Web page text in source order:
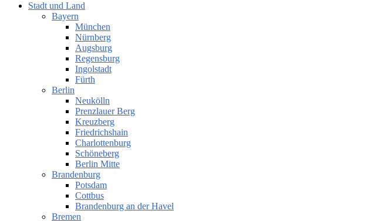
Stadt und Land
Bayern
München
Nürnberg
Augsburg
Regensburg
Ingolstadt
Fürth
Berlin
Neukölln
Prenzlauer Berg
Kreuzberg
Friedrichshain
Charlottenburg
Schöneberg
Berlin Mitte
Brandenburg
Potsdam
Cottbus
Brandenburg an der Havel
Bremen